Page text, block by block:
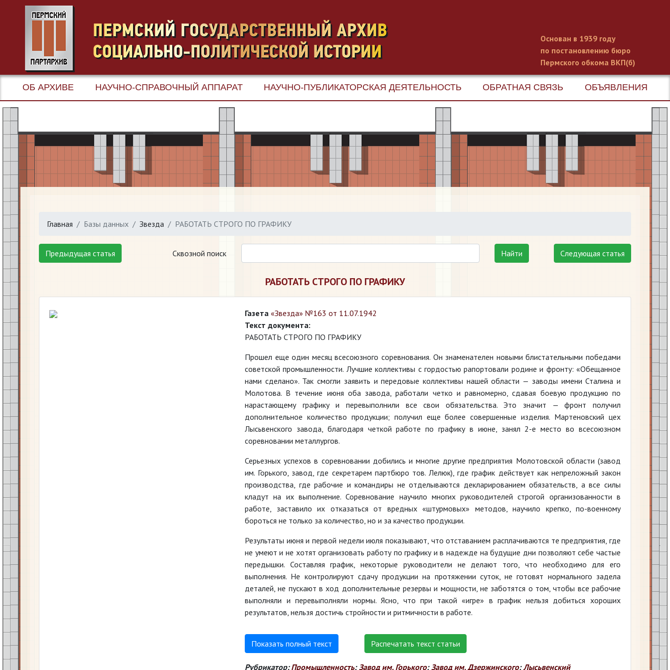
Основан в 1939 году
по постановлению бюро
Пермского обкома ВКП(б)
ОБ АРХИВЕ НАУЧНО-СПРАВОЧНЫЙ АППАРАТ НАУЧНО-ПУБЛИКАТОРСКАЯ ДЕЯТЕЛЬНОСТЬ ОБРАТНАЯ СВЯЗЬ ОБЪЯВЛЕНИЯ
Главная Базы данных Звезда РАБОТАТЬ СТРОГО ПО ГРАФИКУ
Предыдущая статья Сквозной поиск Найти Следующая статья
РАБОТАТЬ СТРОГО ПО ГРАФИКУ
Газета «Звезда» №163 от 11.07.1942
Текст документа:
РАБОТАТЬ СТРОГО ПО ГРАФИКУ
Прошел еще один месяц всесоюзного соревнования. Он знаменателен новыми блистательными победами
советской промышленности. Лучшие коллективы с гордостью рапортовали родине и фронту: «Обещанное
нами сделано». Так смогли заявить и передовые коллективы нашей области — заводы имени Сталина и
Молотова. В течение июня оба завода, работали четко и равномерно, сдавая боевую продукцию по
нарастающему графику и перевыполнили все свои обязательства. Это значит — фронт получил
дополнительное количество продукции; получил еще более совершенные изделия. Мартеновский цех
Лысьвенского завода, благодаря четкой работе по графику в июне, занял 2-е место во всесоюзном
соревновании металлургов.
Серьезных успехов в соревновании добились и многие другие предприятия Молотовской области (завод
им. Горького, завод, где секретарем партбюро тов. Лелюк), где график действует как непреложный закон
производства, где рабочие и командиры не отделываются декларированием обязательств, а все силы
кладут на их выполнение. Соревнование научило многих руководителей строгой организованности в
работе, заставило их отказаться от вредных «штурмовых» методов, научило крепко, по-военному
бороться не только за количество, но и за качество продукции.
Результаты июня и первой недели июля показывают, что отставанием расплачиваются те предприятия, где
не умеют и не хотят организовать работу по графику и в надежде на будущие дни позволяют себе частые
передышки. Составляя график, некоторые руководители не делают того, что необходимо для его
выполнения. Не контролируют сдачу продукции на протяжении суток, не готовят нормального задела
деталей, не пускают в ход дополнительные резервы и мощности, не заботятся о том, чтобы все рабочие
выполняли и перевыполняли нормы. Ясно, что при такой «игре» в график нельзя добиться хороших
результатов, нельзя достичь стройности и ритмичности в работе.
Показать полный текст Распечатать текст статьи
Рубрикатор: Промышленность;Завод им. Горького;Завод им. Дзержинского;Лысьвенский